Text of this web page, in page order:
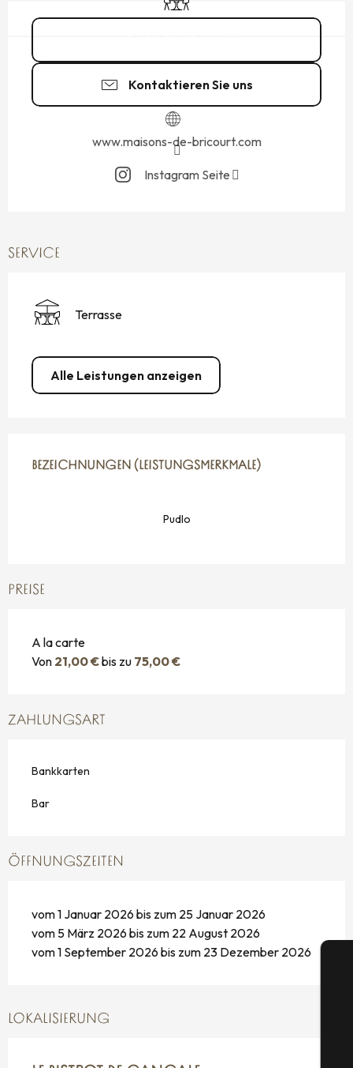
Kontaktieren Sie uns
www.maisons-de-bricourt.com
Instagram Seite
SERVICE
Terrasse
Alle Leistungen anzeigen
BEZEICHNUNGEN (LEISTUNGSMERKMALE)
BEZEICHNUNGEN (LEISTUNGSMERKMALE)
Pudlo
PREISE
A la carte
Von 21,00 €bis zu 75,00 €
ZAHLUNGSART
Bankkarten
Bar
ÖFFNUNGSZEITEN
vom 1 Januar 2026 bis zum 25 Januar 2026
vom 5 März 2026 bis zum 22 August 2026
vom 1 September 2026 bis zum 23 Dezember 2026
LOKALISIERUNG